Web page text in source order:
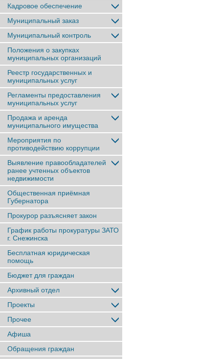
Кадровое обеспечение
Муниципальный заказ
Муниципальный контроль
Положения о закупках
муниципальных организаций
Реестр государственных и
муниципальных услуг
Регламенты предоставления
муниципальных услуг
Продажа и аренда
муниципального имущества
Мероприятия по
противодействию коррупции
Выявление правообладателей
ранее учтенныx объектов
недвижимости
Общественная приёмная
Губернатора
Прокурор разъясняет закон
График работы прокуратуры ЗАТО
г. Снежинска
Бесплатная юридическая
помощь
Бюджет для граждан
Архивный отдел
Проекты
Прочее
Афиша
Обращения граждан